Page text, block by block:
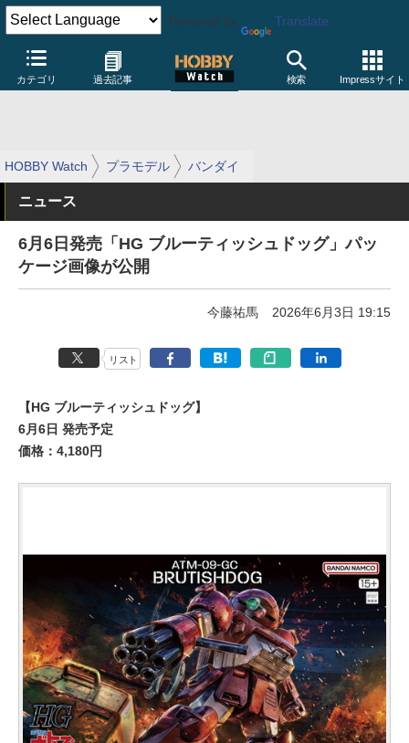
Powered by Translate
カテゴリ 過去記事 検索 Impressサイト
HOBBY Watch プラモデル バンダイ
ニュース
6月6日発売「HG ブルーティッシュドッグ」パッ
ケージ画像が公開
今藤祐馬 2026年6月3日 19:15
リスト
【HG ブルーティッシュドッグ】
6月6日 発売予定
価格：4,180円